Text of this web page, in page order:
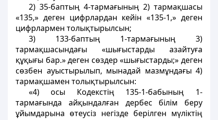
2) 35-баптың 4-тармағының 2) тармақшасы
«135,» деген цифрлардан кейін «135-1,» деген
цифрлармен толықтырылсын;
3) 133-баптың 1-тармағының 3)
тармақшасындағы «шығыстарды азайтуға
құқығы бар.» деген сөздер «шығыстарды;» деген
сөзбен ауыстырылып, мынадай мазмұндағы 4)
тармақшамен толықтырылсын:
«4) осы Кодекстiң 135-1-бабының 1-
тармағында айқындалған дербес білім беру
ұйымдарына өтеусiз негiзде берiлген мүлiктiң